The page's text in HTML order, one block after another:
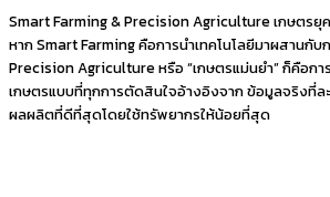
Smart Farming & Precision Agriculture เกษตรยุ
หาก Smart Farming คือการนำเทคโนโลยีมาผสานกั
Precision Agriculture หรือ “เกษตรแม่นยำ” ก็คือกา
เกษตรแบบที่ทุกการตัดสินใจอ้างอิงจาก ข้อมูลจริงที่ล
ผลผลิตที่ดีที่สุดโดยใช้ทรัพยากรให้น้อยที่สุด